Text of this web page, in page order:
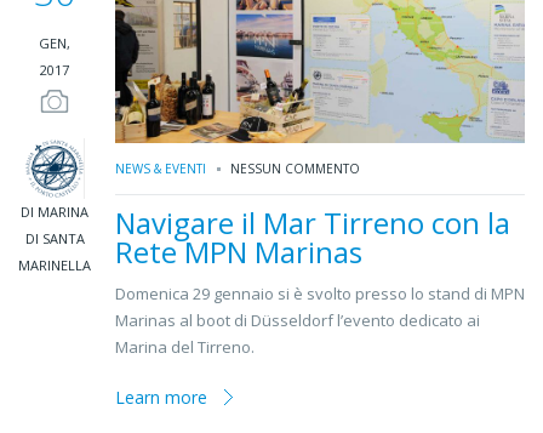
GEN,
2017
DI MARINA
DI SANTA
MARINELLA
NEWS & EVENTI NESSUN COMMENTO
Navigare il Mar Tirreno con la
Rete MPN Marinas
Domenica 29 gennaio si è svolto presso lo stand di MPN
Marinas al boot di Düsseldorf l’evento dedicato ai
Marina del Tirreno.
Learn more